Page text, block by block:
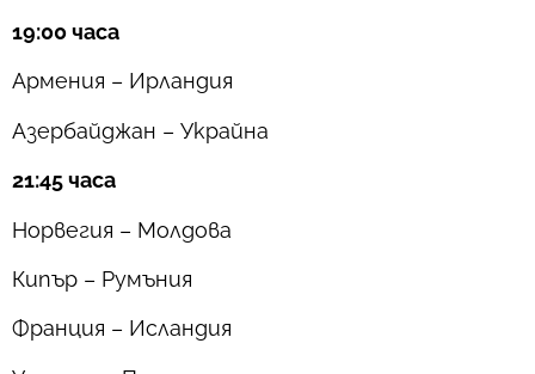
19:00 часа
Армения – Ирландия
Азербайджан – Украйна
21:45 часа
Норвегия – Молдова
Кипър – Румъния
Франция – Исландия